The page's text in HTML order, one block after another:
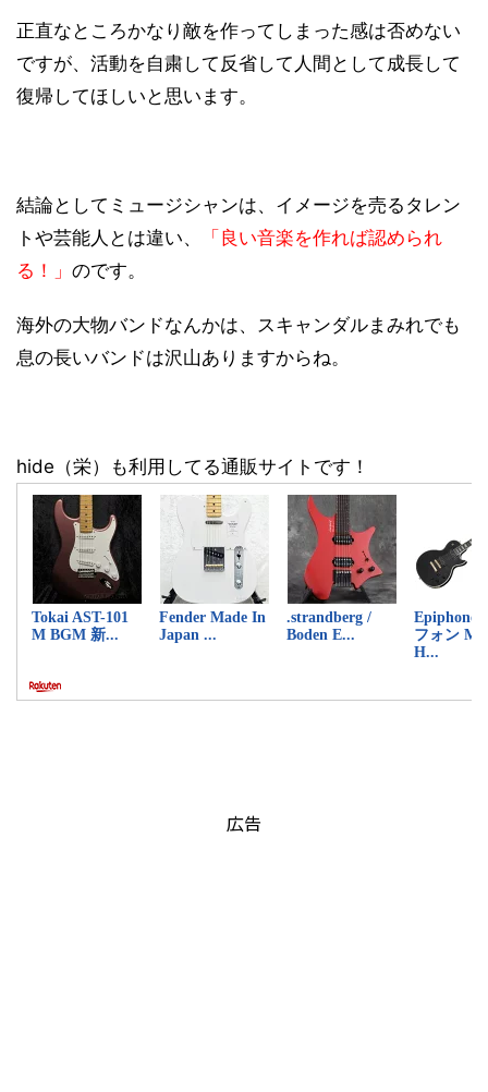
正直なところかなり敵を作ってしまった感は否めない
ですが、活動を自粛して反省して人間として成長して
復帰してほしいと思います。
結論としてミュージシャンは、イメージを売るタレン
トや芸能人とは違い、
「良い音楽を作れば認められ
る！」 のです。
海外の大物バンドなんかは、スキャンダルまみれでも
息の長いバンドは沢山ありますからね。
hide（栄）も利用してる通販サイトです！
広告